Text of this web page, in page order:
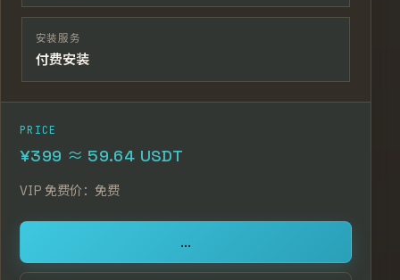
安装服务
付费安装
PRICE
¥399 ≈ 59.64 USDT
VIP 免费价： 免费
...